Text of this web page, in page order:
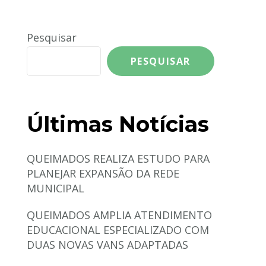
Pesquisar
PESQUISAR
Últimas Notícias
QUEIMADOS REALIZA ESTUDO PARA
PLANEJAR EXPANSÃO DA REDE
MUNICIPAL
QUEIMADOS AMPLIA ATENDIMENTO
EDUCACIONAL ESPECIALIZADO COM
DUAS NOVAS VANS ADAPTADAS